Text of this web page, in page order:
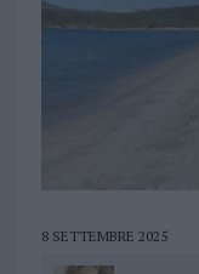
8 SETTEMBRE 2025